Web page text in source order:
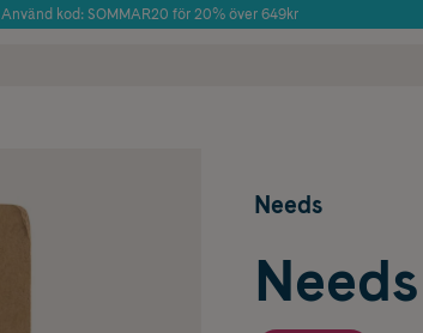
Använd kod: SOMMAR20 för 20% över 649kr
Needs